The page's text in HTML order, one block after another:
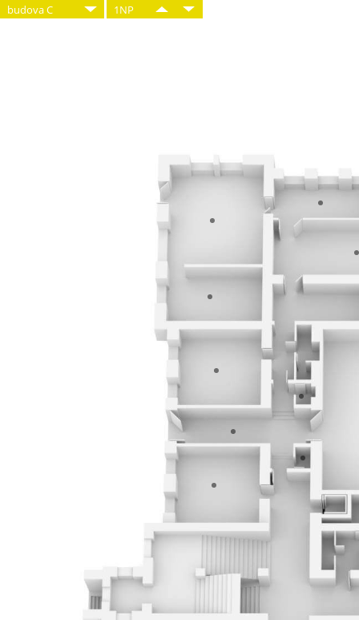
budova C 1NP